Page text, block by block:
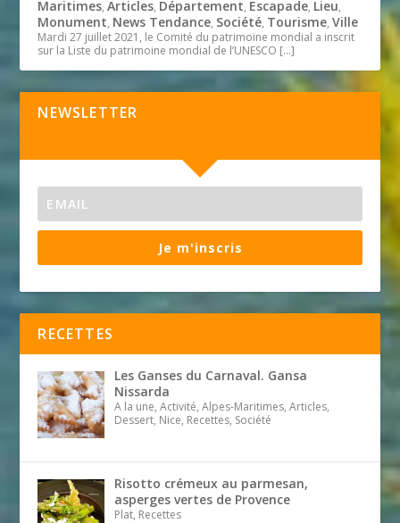
Maritimes,Articles, Département, Escapade, Lieu,
Monument, News Tendance, Société, Tourisme,Ville
Mardi 27 juillet 2021, le Comité du patrimoine mondial a inscrit
sur la Liste du patrimoine mondial de l’UNESCO […]
NEWSLETTER
Je m'inscris
RECETTES
Les Ganses du Carnaval. Gansa
Nissarda
A la une, Activité, Alpes-Maritimes, Articles,
Dessert, Nice, Recettes, Société
Risotto crémeux au parmesan,
asperges vertes de Provence
Plat, Recettes